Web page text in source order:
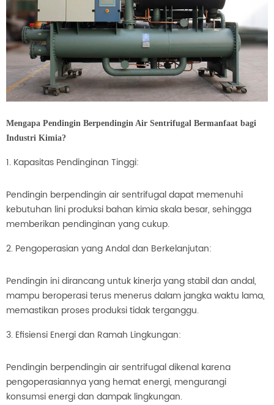
Mengapa Pendingin Berpendingin Air Sentrifugal Bermanfaat bagi
Industri Kimia?
1. Kapasitas Pendinginan Tinggi:
Pendingin berpendingin air sentrifugal dapat memenuhi
kebutuhan lini produksi bahan kimia skala besar, sehingga
memberikan pendinginan yang cukup.
2. Pengoperasian yang Andal dan Berkelanjutan:
Pendingin ini dirancang untuk kinerja yang stabil dan andal,
mampu beroperasi terus menerus dalam jangka waktu lama,
memastikan proses produksi tidak terganggu.
3. Efisiensi Energi dan Ramah Lingkungan:
Pendingin berpendingin air sentrifugal dikenal karena
pengoperasiannya yang hemat energi, mengurangi
konsumsi energi dan dampak lingkungan.